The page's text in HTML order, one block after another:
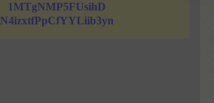
1MTgNMP5FUsihD
N4izxtfPpCfYYLiib3yn